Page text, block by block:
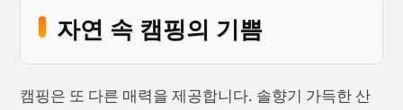
자연 속 캠핑의 기쁨
캠핑은 또 다른 매력을 제공합니다. 솔향기 가득한 산